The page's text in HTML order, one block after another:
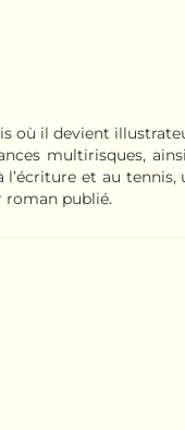
où il devient
multirisques,
l’écriture et au tennis,
roman publié.